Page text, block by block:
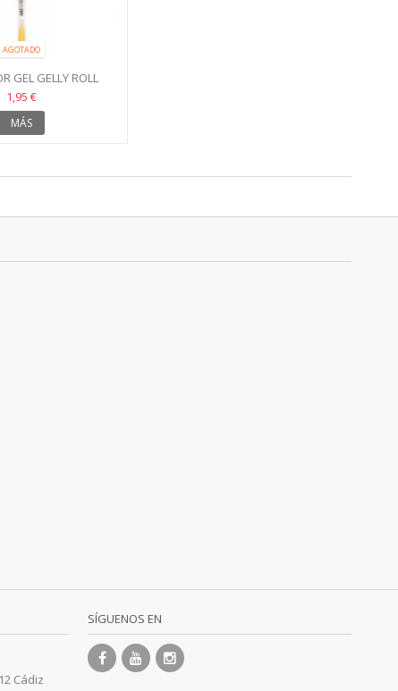
AGOTADO
GEL GELLY ROLL
ORO
1,95 €
MÁS
Cádiz
SÍGUENOS EN